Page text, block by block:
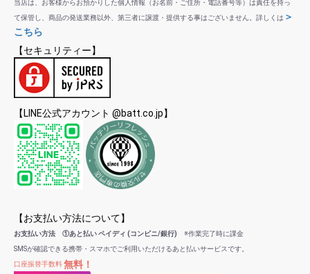
当店は、お客様からお預かりした個人情報（お名前・ご住所・電話番号等）は責任を持っ
て保管し、商品の発送業務以外、第三者に譲渡・提供する事はございません。詳しくは ＞
こちら
【セキュリティー】
【LINE公式アカウント @batt.co.jp】
【お支払い方法について】
お支払い方法 ①あと払い ペイディ (コンビニ/銀行) ※作業完了時に課金
SMSが確認できる携帯・スマホでご利用いただけるあと払いサービスです。
口座振替手数料無料！